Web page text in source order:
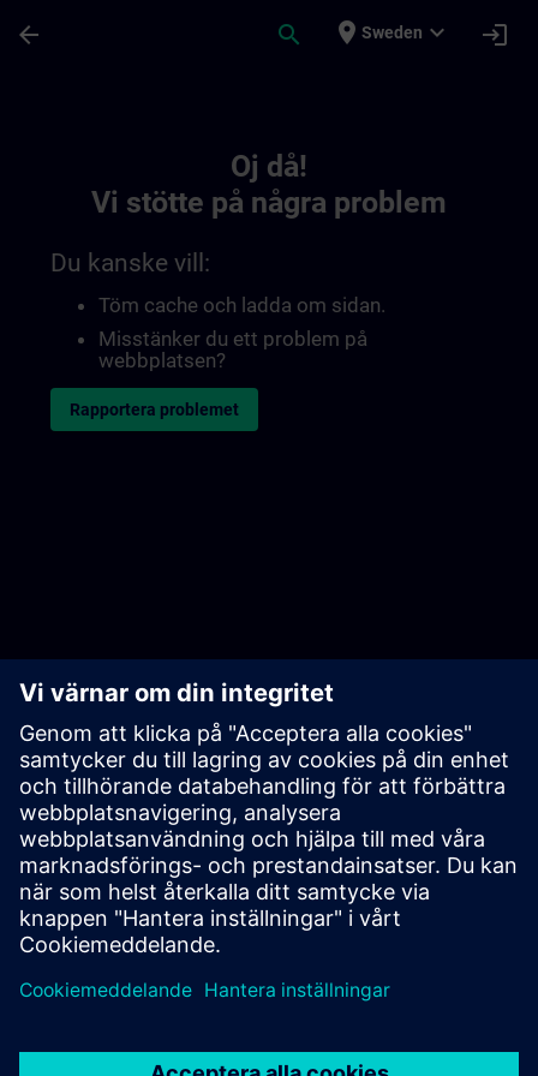
arrow_back search place Sweden expand_more login
Oj då!
Vi stötte på några problem
Du kanske vill:
Töm cache och ladda om sidan.
Misstänker du ett problem på
webbplatsen?
Rapportera problemet